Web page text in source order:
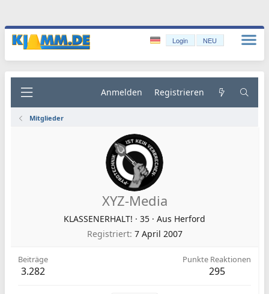
Login NEU
Anmelden Registrieren
Mitglieder
XYZ-Media
KLASSENERHALT! · 35 · Aus Herford
Registriert 7 April 2007
Beiträge
3.282
Punkte Reaktionen
295